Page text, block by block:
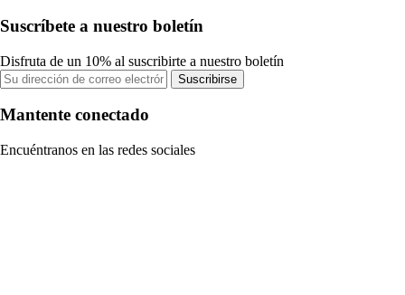
Suscríbete a nuestro boletín
Disfruta de un 10% al suscribirte a nuestro boletín
Suscribirse
Mantente conectado
Encuéntranos en las redes sociales